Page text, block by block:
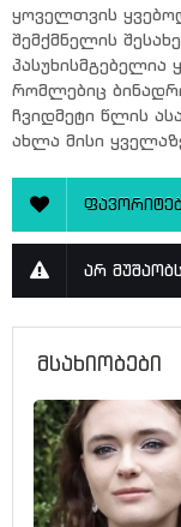
ყოველთვის
შემქმნელის
პასუხისმგებელია
რომლებიც
ჩვიდმეტი წლის
ახლა მისი
არ
მსახიობები